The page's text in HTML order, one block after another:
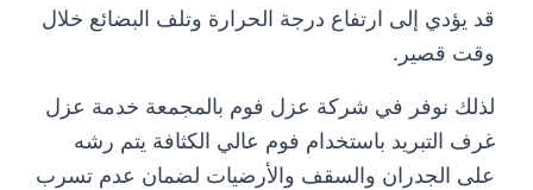
قد يؤدي إلى ارتفاع درجة الحرارة وتلف البضائع خلال
وقت قصير.
لذلك نوفر في شركة عزل فوم بالمجمعة خدمة عزل
غرف التبريد باستخدام فوم عالي الكثافة يتم رشه
على الجدران والسقف والأرضيات لضمان عدم تسرب